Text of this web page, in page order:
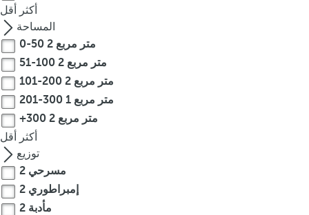
e
y
t
o
n
a
v
g
a
t
e
t
أكثر
أقل
المساحة
0-50 متر مربع 2
51-100 متر مربع 2
101-200 متر مربع 2
201-300 متر مربع 1
+300 متر مربع 2
أكثر
أقل
توزيع
مسرحي 2
إمبراطوري 2
مأدبة 2